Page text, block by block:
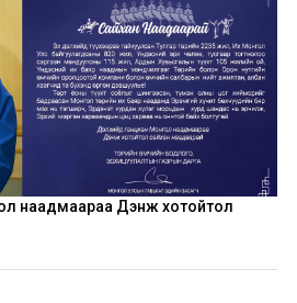
наадмаараа Дэнж хотойтол